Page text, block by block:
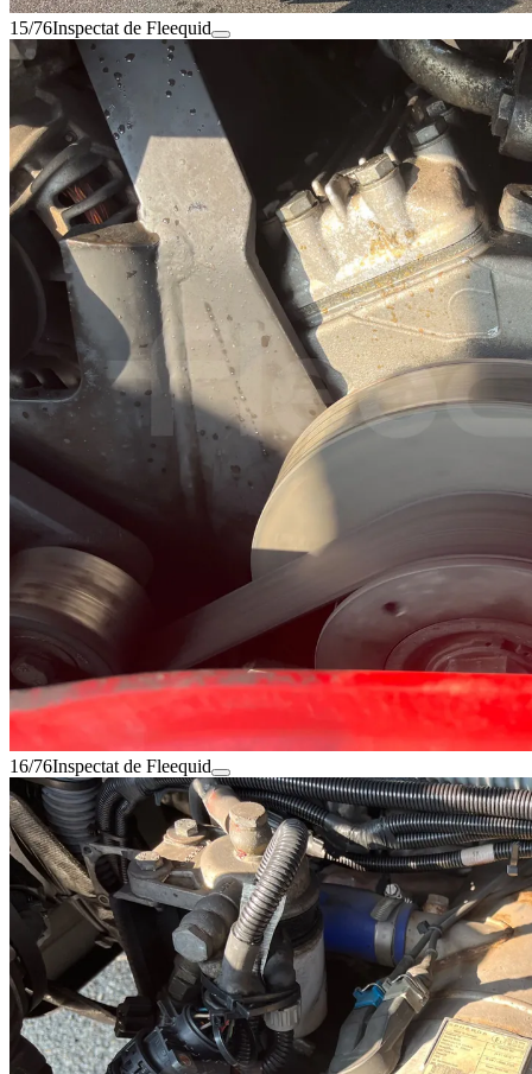
15/76Inspectat de Fleequid
16/76Inspectat de Fleequid